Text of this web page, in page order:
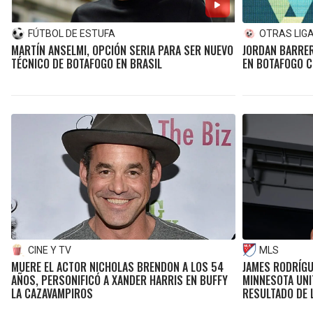
FÚTBOL DE ESTUFA
MARTÍN ANSELMI, OPCIÓN SERIA PARA SER NUEVO
TÉCNICO DE BOTAFOGO EN BRASIL
OTRAS
JORDAN
EN BOTAFOGO
CINE Y TV
MUERE EL ACTOR NICHOLAS BRENDON A LOS 54
AÑOS, PERSONIFICÓ A XANDER HARRIS EN BUFFY
LA CAZAVAMPIROS
MLS
JAMES
MINNESOTA
RESULTADO